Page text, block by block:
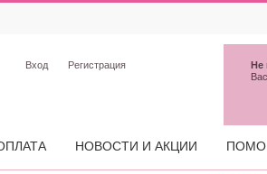
Вход Регистрация
НОВОСТИ И АКЦИИ
Не